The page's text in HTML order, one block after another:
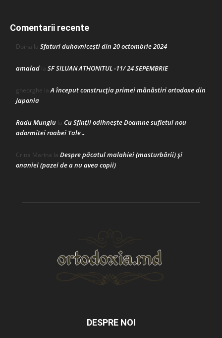
Comentarii recente
Doina la Sfaturi duhovnicești din 20 octombrie 2024
amalad la SF SILUAN ATHONITUL -11/ 24 SEPEMBRIE
gheorghe laA început construcţia primei mănăstiri ortodoxe din
Japonia
Radu Mungiu la Cu Sfinții odihnește Doamne sufletul nou
adormitei roabei Tale…
Crina Marina la Despre păcatul malahiei (masturbării) şi
onaniei (pazei de a nu avea copii)
DESPRE NOI